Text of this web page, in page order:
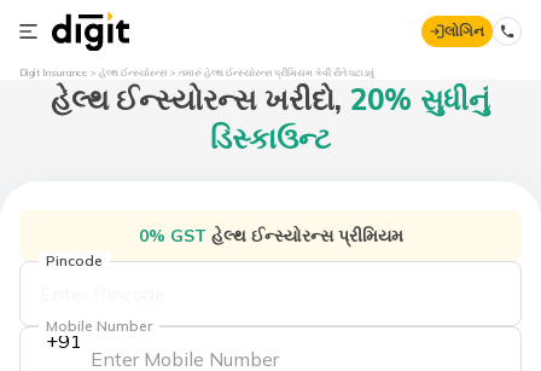
લોગિન
Digit Insurance હેલ્થ ઈન્સ્યોરન્સ તમારું હેલ્થ ઈન્સ્યોરન્સ પ્રીમિયમ કેવી રીતે ઘટાડવું
હેલ્થ ઈન્સ્યોરન્સ ખરીદો, 20% સુધીનું
ડિસ્કાઉન્ટ
0% GST હેલ્થ ઈન્સ્યોરન્સ પ્રીમિયમ
Pincode
+91
Mobile Number